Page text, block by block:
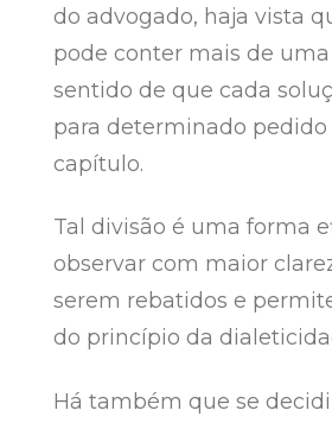
do advogado, haja vista
pode conter mais de uma
sentido de que cada
para determinado pedido
capítulo.
Tal divisão é uma forma
observar com maior
serem rebatidos e
do princípio da
Há também que se